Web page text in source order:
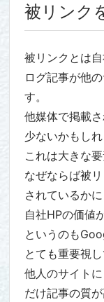
被リンク
被リンクとは
ログ記事が他
す。
他媒体で掲載
少ないかもしれ
これは大きな要
なぜならば被
されているか
自社HPの価値
というのも
とても重要視し
他人のサイト
だけ記事の質